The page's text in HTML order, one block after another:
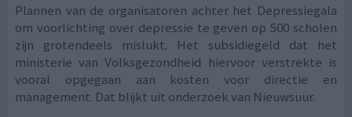
Plannen van de organisatoren achter het Depressiegala
om voorlichting over depressie te geven op 500 scholen
zijn grotendeels mislukt. Het subsidiegeld dat het
ministerie van Volksgezondheid hiervoor verstrekte is
vooral opgegaan aan kosten voor directie en
management. Dat blijkt uit onderzoek van Nieuwsuur.